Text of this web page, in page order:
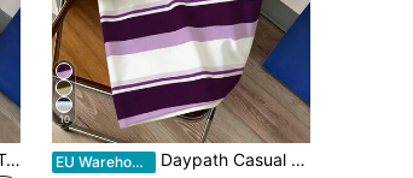
Daypath Heren casual zomer T-shirt met vlammenprint
10
EU Warehouse Daypath Casual heren T-shirt met letter- en strepenprint, losse pasvorm en verlaagde schouders, geschikt voor vakantie en woon-werkverkeer, zomer